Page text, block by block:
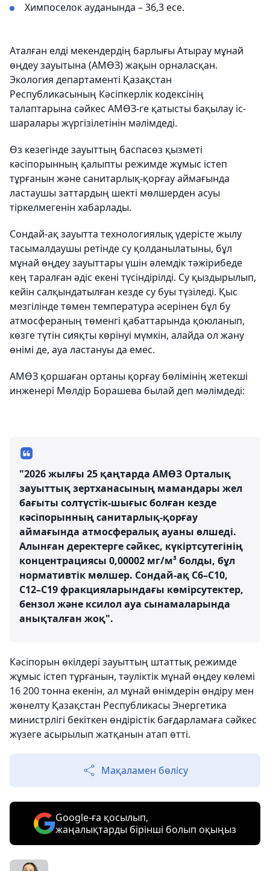
Химпоселок ауданында – 36,3 есе.
Аталған елді мекендердің барлығы Атырау мұнай
өңдеу зауытына (АМӨЗ) жақын орналасқан.
Экология департаменті Қазақстан
Республикасының Кәсіпкерлік кодексінің
талаптарына сәйкес АМӨЗ-ге қатысты бақылау іс-
шаралары жүргізілетінін мәлімдеді.
Өз кезегінде зауыттың баспасөз қызметі
кәсіпорынның қалыпты режимде жұмыс істеп
тұрғанын және санитарлық-қорғау аймағында
ластаушы заттардың шекті мөлшерден асуы
тіркелмегенін хабарлады.
Сондай-ақ зауытта технологиялық үдерісте жылу
тасымалдаушы ретінде су қолданылатыны, бұл
мұнай өңдеу зауыттары үшін әлемдік тәжірибеде
кең таралған әдіс екені түсіндірілді. Су қыздырылып,
кейін салқындатылған кезде су буы түзіледі. Қыс
мезгілінде төмен температура әсерінен бұл бу
атмосфераның төменгі қабаттарында қоюланып,
көзге түтін сияқты көрінуі мүмкін, алайда ол жану
өнімі де, ауа ластануы да емес.
АМӨЗ қоршаған ортаны қорғау бөлімінің жетекші
инженері Мөлдір Борашева былай деп мәлімдеді:
"2026 жылғы 25 қаңтарда АМӨЗ Орталық
зауыттық зертханасының мамандары жел
бағыты солтүстік-шығыс болған кезде
кәсіпорынның санитарлық-қорғау
аймағында атмосфералық ауаны өлшеді.
Алынған деректерге сәйкес, күкіртсутегінің
концентрациясы 0,00002 мг/м³ болды, бұл
нормативтік мөлшер. Сондай-ақ С6–С10,
С12–С19 фракцияларындағы көмірсутектер,
бензол және ксилол ауа сынамаларында
анықталған жоқ".
Кәсіпорын өкілдері зауыттың штаттық режимде
жұмыс істеп тұрғанын, тәуліктік мұнай өңдеу көлемі
16 200 тонна екенін, ал мұнай өнімдерін өндіру мен
жөнелту Қазақстан Республикасы Энергетика
министрлігі бекіткен өндірістік бағдарламаға сәйкес
жүзеге асырылып жатқанын атап өтті.
Мақаламен бөлісу
Google-ға қосылып,
жаңалықтарды бірінші болып оқыңыз